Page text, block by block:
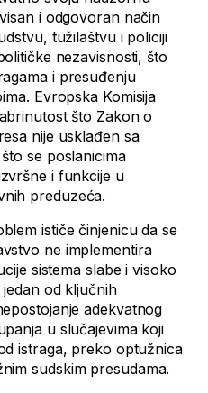
i odgovoran način
tužilaštvu i policiji
nezavisnosti, što
i presuđenju
Evropska Komisija
što Zakon o
nije usklađen sa
se poslanicima
i funkcije u
preduzeća.
ističe činjenicu da se
ne implementira
sistema slabe i visoko
od ključnih
adekvatnog
u slučajevima koji
istraga, preko optužnica
sudskim presudama.